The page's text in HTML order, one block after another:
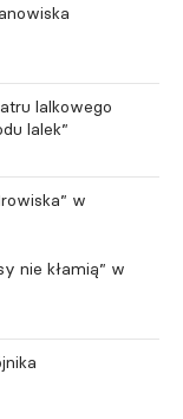
lalkowego
lalek”
w
nie kłamią” w